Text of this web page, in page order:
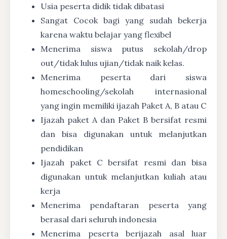
Usia peserta didik tidak dibatasi
Sangat Cocok bagi yang sudah bekerja
karena waktu belajar yang flexibel
Menerima siswa putus sekolah/drop
out/tidak lulus ujian/tidak naik kelas.
Menerima peserta dari siswa
homeschooling/sekolah internasional
yang ingin memiliki ijazah Paket A, B atau C
Ijazah paket A dan Paket B bersifat resmi
dan bisa digunakan untuk melanjutkan
pendidikan
Ijazah paket C bersifat resmi dan bisa
digunakan untuk melanjutkan kuliah atau
kerja
Menerima pendaftaran peserta yang
berasal dari seluruh indonesia
Menerima peserta berijazah asal luar